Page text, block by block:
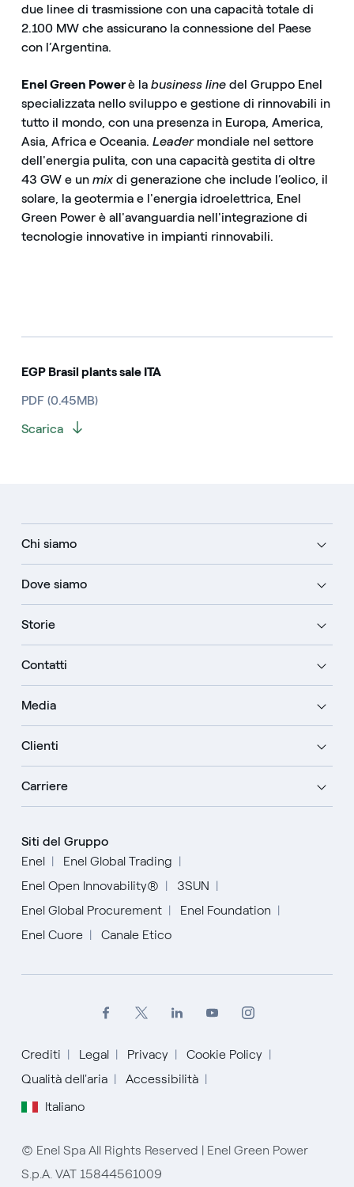
due linee di trasmissione con una capacità totale di
2.100 MW che assicurano la connessione del Paese
con l’Argentina.
Enel Green Powerè la business linedel Gruppo Enel
specializzata nello sviluppo e gestione di rinnovabili in
tutto il mondo, con una presenza in Europa, America,
Asia, Africa e Oceania. Leadermondiale nel settore
dell'energia pulita, con una capacità gestita di oltre
43 GW e un mixdi generazione che include l’eolico, il
solare, la geotermia e l'energia idroelettrica, Enel
Green Power è all'avanguardia nell'integrazione di
tecnologie innovative in impianti rinnovabili.
EGP Brasil plants sale ITA
PDF (0.45MB)
Scarica
Chi siamo
Dove siamo
Storie
Contatti
Media
Clienti
Carriere
Siti del Gruppo
Enel
Enel Global Trading
Enel Open Innovability®
3SUN
Enel Global Procurement
Enel Foundation
Enel Cuore
Canale Etico
Crediti Legal Privacy
Cookie Policy
Qualità dell'aria
Accessibilità
Italiano
Inglese
Spagnolo
Italiano
© Enel Spa All Rights Reserved | Enel Green Power
S.p.A. VAT 15844561009